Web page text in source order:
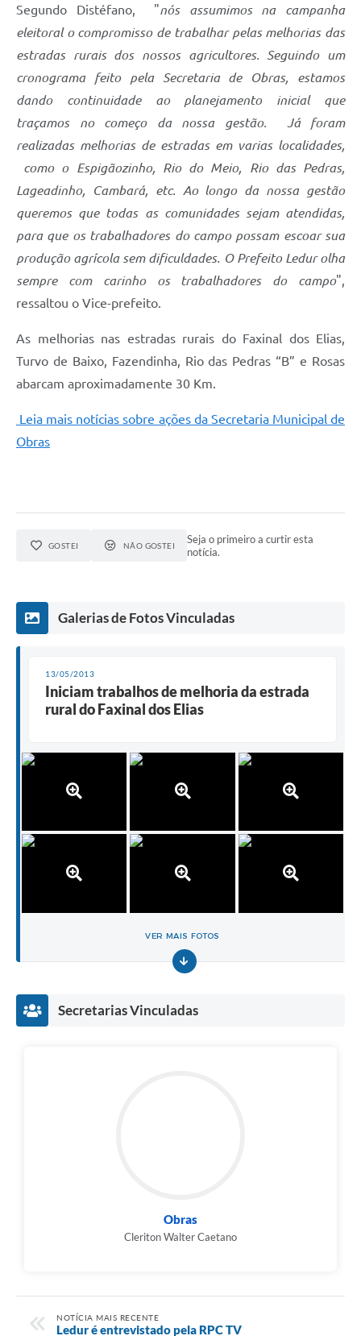
Audiências Públicas
Iluminação Pública
Carta de Serviços
Projetos
Legislação
Links
Agenda
SIC
Solicitação de Remoção: Instituições Escolares
Segundo Distéfano, "nós assumimos na campanha
eleitoral o compromisso de trabalhar pelas melhorias das
estradas rurais dos nossos agricultores. Seguindo um
cronograma feito pela Secretaria de Obras, estamos
dando continuidade ao planejamento inicial que
traçamos no começo da nossa gestão. Já foram
realizadas melhorias de estradas em varias localidades,
como o Espigãozinho, Rio do Meio, Rio das Pedras,
Lageadinho, Cambará, etc. Ao longo da nossa gestão
queremos que todas as comunidades sejam atendidas,
para que os trabalhadores do campo possam escoar sua
produção agrícola sem dificuldades. O Prefeito Ledur olha
sempre com carinho os trabalhadores do campo",
ressaltou o Vice-prefeito.
As melhorias nas estradas rurais do Faxinal dos Elias,
Turvo de Baixo, Fazendinha, Rio das Pedras “B” e Rosas
abarcam aproximadamente 30 Km.
Leia mais notícias sobre ações da Secretaria Municipal de
Obras
GOSTEI NÃO GOSTEI
Seja o primeiro a curtir esta
notícia.
Galerias de Fotos Vinculadas
13/05/2013
Iniciam trabalhos de melhoria da estrada
rural do Faxinal dos Elias
VER MAIS FOTOS
Secretarias Vinculadas
Obras
Cleriton Walter Caetano
NOTÍCIA MAIS RECENTE
Ledur é entrevistado pela RPC TV